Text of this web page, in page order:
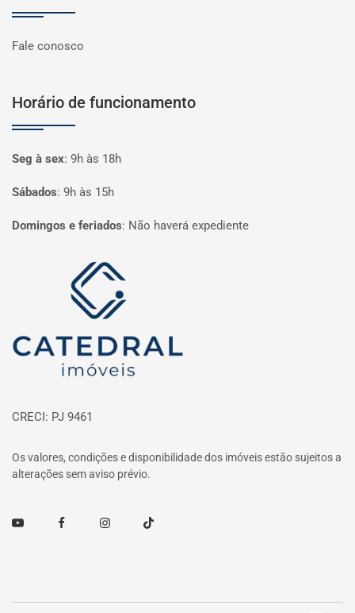
Fale conosco
Horário de funcionamento
Seg à sex: 9h às 18h
Sábados: 9h às 15h
Domingos e feriados: Não haverá expediente
Página inicial
CRECI: PJ 9461
Os valores, condições e disponibilidade dos imóveis estão sujeitos a
alterações sem aviso prévio.
Youtube FacebookInstagramTikTok